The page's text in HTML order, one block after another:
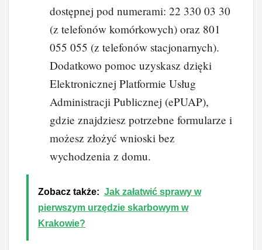
dostępnej pod numerami: 22 330 03 30
(z telefonów komórkowych) oraz 801
055 055 (z telefonów stacjonarnych).
Dodatkowo pomoc uzyskasz dzięki
Elektronicznej Platformie Usług
Administracji Publicznej (ePUAP),
gdzie znajdziesz potrzebne formularze i
możesz złożyć wnioski bez
wychodzenia z domu.
Zobacz także: Jak załatwić sprawy w
pierwszym urzędzie skarbowym w
Krakowie?